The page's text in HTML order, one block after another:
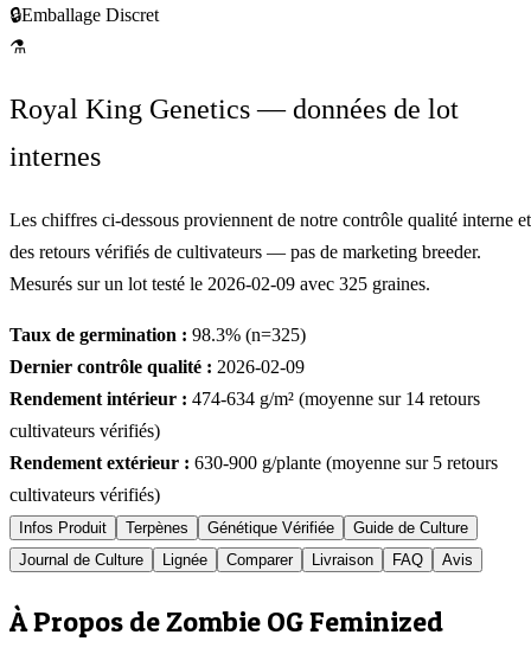
🔒Emballage Discret
⚗
Royal King Genetics — données de lot
internes
Les chiffres ci-dessous proviennent de notre contrôle qualité interne et
des retours vérifiés de cultivateurs — pas de marketing breeder.
Mesurés sur un lot testé le 2026-02-09 avec 325 graines.
Taux de germination : 98.3% (n=325)
Dernier contrôle qualité : 2026-02-09
Rendement intérieur : 474-634 g/m² (moyenne sur 14 retours
cultivateurs vérifiés)
Rendement extérieur : 630-900 g/plante (moyenne sur 5 retours
cultivateurs vérifiés)
Infos Produit Terpènes Génétique Vérifiée
Guide de Culture
Journal de Culture
Lignée Comparer Livraison FAQ Avis
À Propos de Zombie OG Feminized